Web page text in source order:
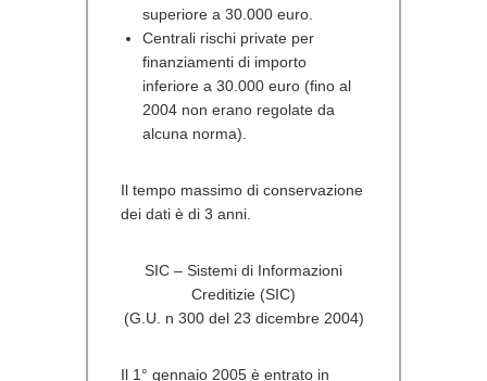
superiore a 30.000 euro.
Centrali rischi private per
finanziamenti di importo
inferiore a 30.000 euro (fino al
2004 non erano regolate da
alcuna norma).
Il tempo massimo di conservazione
dei dati è di 3 anni.
SIC – Sistemi di Informazioni
Creditizie (SIC)
(G.U. n 300 del 23 dicembre 2004)
Il 1° gennaio 2005 è entrato in